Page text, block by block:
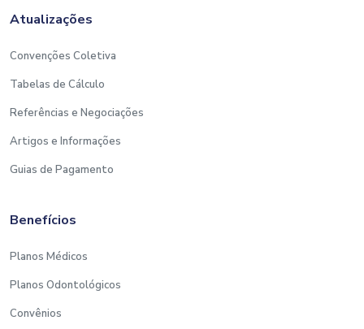
Atualizações
Convenções Coletiva
Tabelas de Cálculo
Referências e Negociações
Artigos e Informações
Guias de Pagamento
Benefícios
Planos Médicos
Planos Odontológicos
Convênios